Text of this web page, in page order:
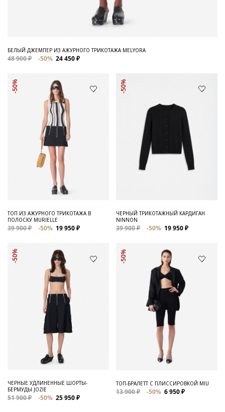
БЕЛЫЙ ДЖЕМПЕР ИЗ АЖУРНОГО ТРИКОТАЖА MELYORA
48 900 ₽ -50% 24 450 ₽
-50%
ТОП ИЗ АЖУРНОГО ТРИКОТАЖА В
ПОЛОСКУ MURIELLE
39 900 ₽ -50% 19 950 ₽
-50%
ЧЕРНЫЙ ТРИКОТАЖНЫЙ КАРДИГАН
NINNON
39 900 ₽ -50% 19 950 ₽
-50%
ЧЕРНЫЕ УДЛИНЕННЫЕ ШОРТЫ-
БЕРМУДЫ JOZIE
51 900 ₽ -50% 25 950 ₽
-50%
ТОП-БРАЛЕТТ С ПЛИССИРОВКОЙ MIU
13 900 ₽ -50% 6 950 ₽